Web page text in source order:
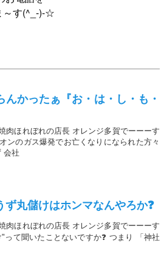
～す(^_-)-☆
かったぁ『お・は・し・も・
肉ほれぼれの店長 オレンジ多賀でーーーす
ンのガス爆発でお亡くなりになられた方々
会社
儲けはホンマなんやろか❓
肉ほれぼれの店長 オレンジ多賀でーーーす
て聞いたことないですか❓ つまり 「神社